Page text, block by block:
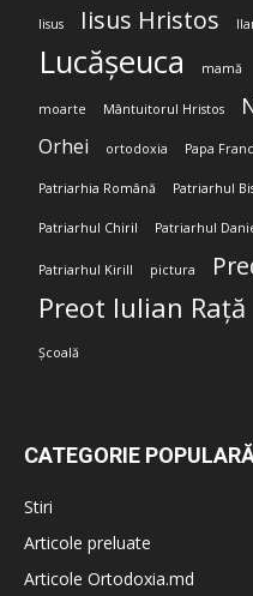
Iisus Iisus Hristos
Lucășeuca mamă
moarte Mântuitorul Hristos
Orhei ortodoxia Papa
Patriarhia Română Patriarhul
Patriarhul Chiril Patriarhul
Patriarhul Kirill pictura
Preot Iulian Rață
Școală
CATEGORIE
Stiri
Articole preluate
Articole Ortodoxia.md